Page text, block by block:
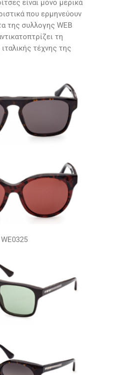
είναι μόνο μερικά
που ερμηνεύουν
της συλλογης WEB
τη
τέχνης της
WE0325